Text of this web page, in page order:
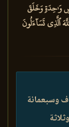
وَٰحِدَةٖ وَخَلَقَ
ٱلَّذِي تَسَآءَلُونَ
وسبعمائة